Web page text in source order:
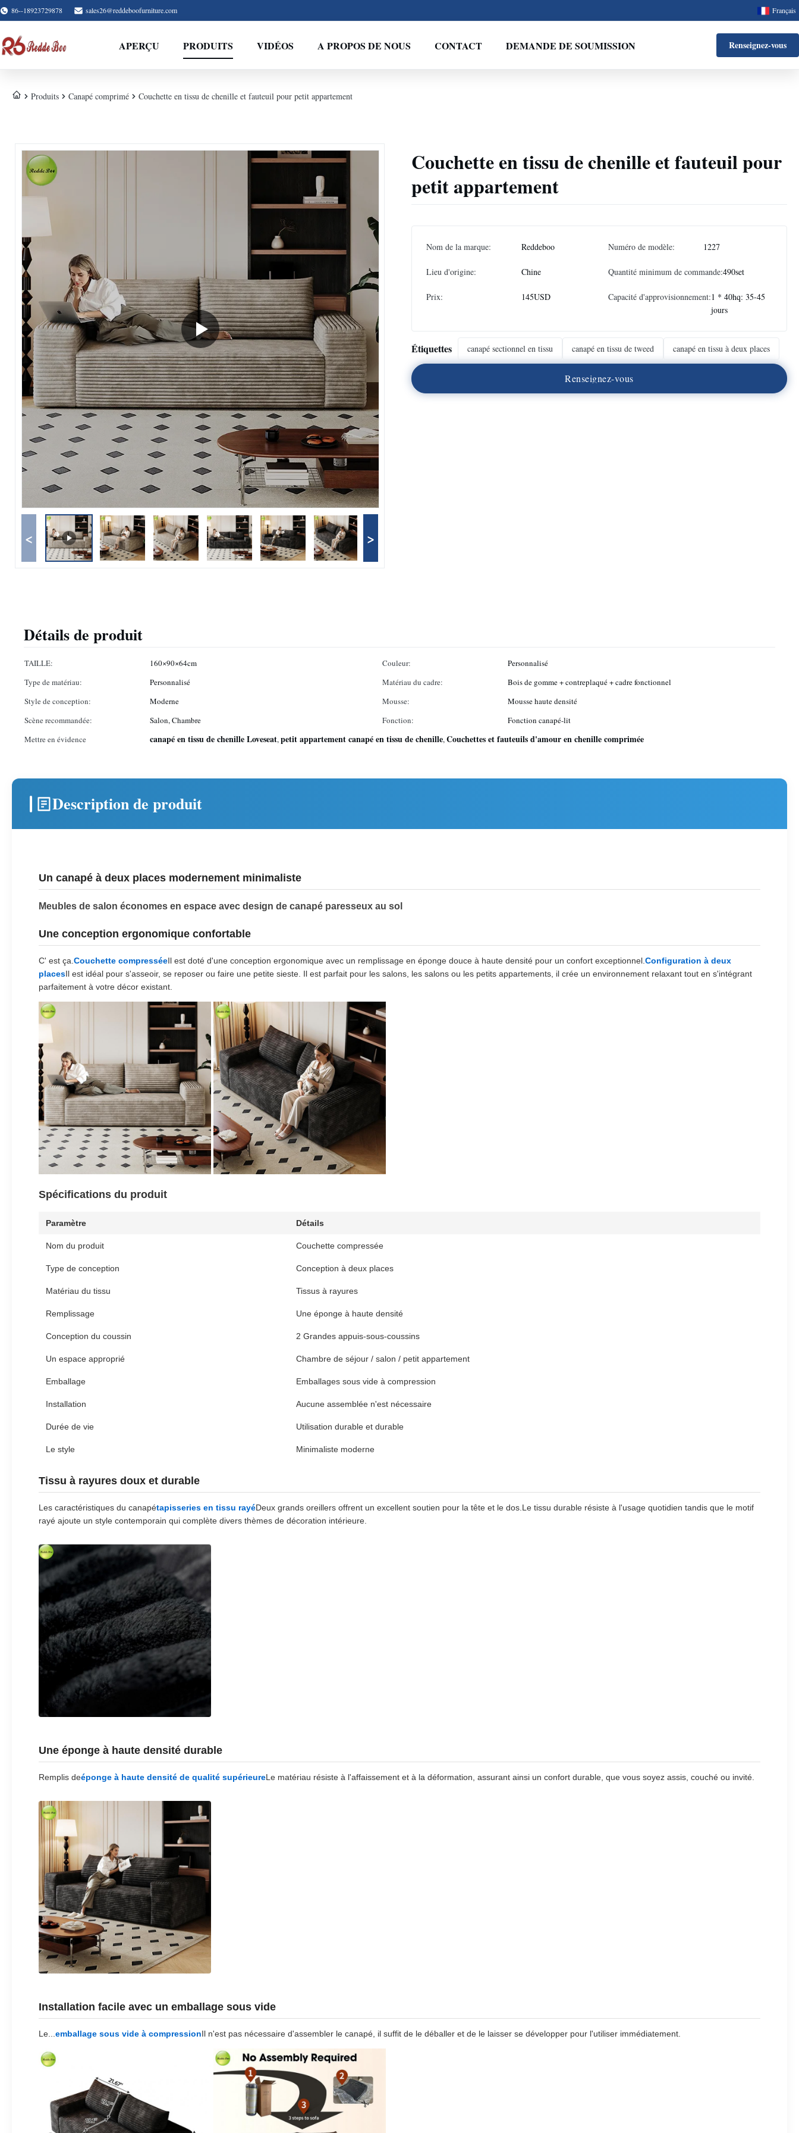
86--18923729878 sales26@reddeboofurniture.com Français
APERÇU PRODUITS VIDÉOS A PROPOS DE NOUS CONTACT DEMANDE DE SOUMISSION Renseignez-vous
Produits Canapé comprimé Couchette en tissu de chenille et fauteuil pour petit appartement
< >
Couchette en tissu de chenille et fauteuil pour
petit appartement
Nom de la marque: Reddeboo Numéro de modèle: 1227
Lieu d'origine: Chine Quantité minimum de commande:490set
Prix: 145USD Capacité d'approvisionnement:1 * 40hq: 35-45
jours
Étiquettes canapé sectionnel en tissu canapé en tissu de tweed canapé en tissu à deux places
Renseignez-vous
Détails de produit
TAILLE: 160×90×64cm Couleur:
Personnalisé
Type de matériau:
Personnalisé Matériau du cadre:
Bois de gomme + contreplaqué + cadre fonctionnel
Style de conception:
Moderne Mousse:
Mousse haute densité
Scène recommandée:
Salon, Chambre Fonction:
Fonction canapé-lit
Mettre en évidence
canapé en tissu de chenille Loveseat,petit appartement canapé en tissu de chenille,Couchettes et fauteuils d'amour en chenille comprimée
Description de produit
Un canapé à deux places modernement minimaliste
Meubles de salon économes en espace avec design de canapé paresseux au sol
Une conception ergonomique confortable
C' est ça. Couchette compresséeIl est doté d'une conception ergonomique avec un remplissage en éponge douce à haute densité pour un confort exceptionnel. Configuration à deux
placesIl est idéal pour s'asseoir, se reposer ou faire une petite sieste. Il est parfait pour les salons, les salons ou les petits appartements, il crée un environnement relaxant tout en s'intégrant
parfaitement à votre décor existant.
Spécifications du produit
Paramètre Détails
Nom du produit Couchette compressée
Type de conception Conception à deux places
Matériau du tissu Tissus à rayures
Remplissage Une éponge à haute densité
Conception du coussin 2 Grandes appuis-sous-coussins
Un espace approprié Chambre de séjour / salon / petit appartement
Emballage Emballages sous vide à compression
Installation Aucune assemblée n'est nécessaire
Durée de vie Utilisation durable et durable
Le style Minimaliste moderne
Tissu à rayures doux et durable
Les caractéristiques du canapétapisseries en tissu rayéDeux grands oreillers offrent un excellent soutien pour la tête et le dos.Le tissu durable résiste à l'usage quotidien tandis que le motif
rayé ajoute un style contemporain qui complète divers thèmes de décoration intérieure.
Une éponge à haute densité durable
Remplis deéponge à haute densité de qualité supérieureLe matériau résiste à l'affaissement et à la déformation, assurant ainsi un confort durable, que vous soyez assis, couché ou invité.
Installation facile avec un emballage sous vide
Le... emballage sous vide à compressionIl n'est pas nécessaire d'assembler le canapé, il suffit de le déballer et de le laisser se développer pour l'utiliser immédiatement.